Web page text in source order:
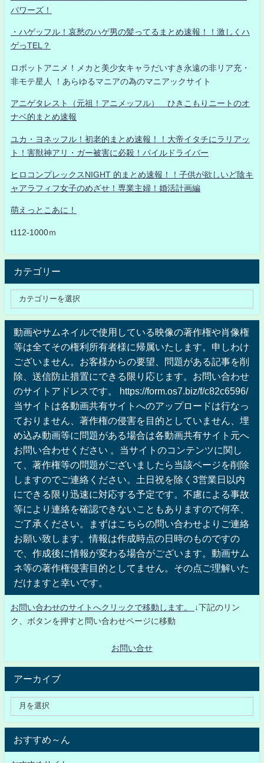
パワーズ！
・ハゲッフル！哀愁のハゲ男の髪ってるまとめ速報！！激しくハ
ゲっTEL？
ロボットアニメ！メカと美少女キャラだいすき永遠の非リア充・
非モテ星人 ！あらゆるマニアの為のマニアックサイト
アニゲタレスト（元祖！アニメッフル） ひきこもりニートのオ
ナベ的まとめ速報
ユカ・ヨネッフル！初老的まとめ速報！！大帝イタチにラリアッ
ト！害獣神アリ・ガー被害に必殺！パイルドライバー
ヒロコンプレックスNIGHT 的まとめ速報！！子供が欲しいど陰キ
ャアラフィフ女子のめざせ！専業主婦！婚活計画編
萌えっとこあに！
t112-1000ｍ
カテゴリー
動画やサムネイルで使用している映像の著作権や肖像権
等は全てその権利所有者様に帰属いたします。申しわけ
ございません。お客様からの要望、問題がある記事を削
除、送信防止措置にできる限り応じます。お問い合わせ
のサイトアドレスです。 https://form.os7.biz/f/c82c6596/
当サイトは各動画共有サイトへのアップロードは行なっ
ておりません、著作権の侵害を目的としていません、埋
め込み動画等に問題がある場合は各動画共有サイト元へ
お問い合わせください 。当サイトのコンテンツに関し
て、著作権等の問題がございましたら当該ページを削除
しますのでご連絡ください。土日祝を除く3営業日以内
にできる限り迅速に対応する予定です。不慮による事故
等により連絡を確認できないこともありますので何卒、
ご了承ください。まずはこちらの問い合わせよりご連絡
お願い致します。情報は作成時点の日時のものですの
で、作成後に情報が変わる場合がございます。動画サム
ネ等の著作権侵害目的としてません。その点ご理解いた
だけますと幸いです。
お問い合わせのサイトへクリックで移動します。
↓下記のリン
ク、ボタンを押すと問い合わせページに移動
お問い合せ
アーカイブ
おすすめ～ん